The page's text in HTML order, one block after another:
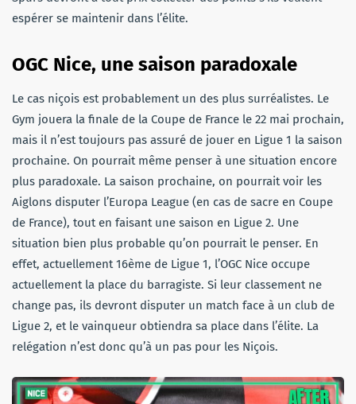
espérer se maintenir dans l’élite.
OGC Nice, une saison paradoxale
Le cas niçois est probablement un des plus surréalistes. Le
Gym jouera la finale de la Coupe de France le 22 mai prochain,
mais il n’est toujours pas assuré de jouer en Ligue 1 la saison
prochaine. On pourrait même penser à une situation encore
plus paradoxale. La saison prochaine, on pourrait voir les
Aiglons disputer l’Europa League (en cas de sacre en Coupe
de France), tout en faisant une saison en Ligue 2. Une
situation bien plus probable qu’on pourrait le penser. En
effet, actuellement 16ème de Ligue 1, l’OGC Nice occupe
actuellement la place du barragiste. Si leur classement ne
change pas, ils devront disputer un match face à un club de
Ligue 2, et le vainqueur obtiendra sa place dans l’élite. La
relégation n’est donc qu’à un pas pour les Niçois.